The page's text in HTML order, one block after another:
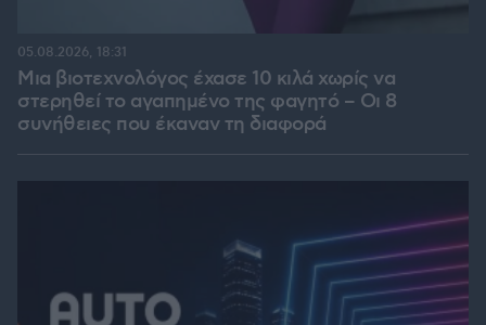
Μια βιοτεχνολόγος έχασε 10 κιλά χωρίς να
στερηθεί το αγαπημένο της φαγητό – Οι 8
συνήθειες που έκαναν τη διαφορά
05.08.2026, 18:31